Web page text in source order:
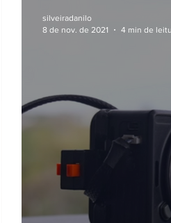
silveiradanilo
8 de nov. de 2021
4 min de